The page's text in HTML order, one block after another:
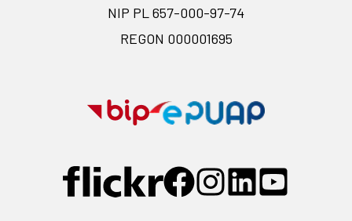
NIP PL 657-000-97-74
REGON 000001695
Przejdź na stronę BIP- link
Przejdź na
Przejdź do profilu na Flickr
Przejdź do profilu na
Przejdź do profilu
Przejdź do